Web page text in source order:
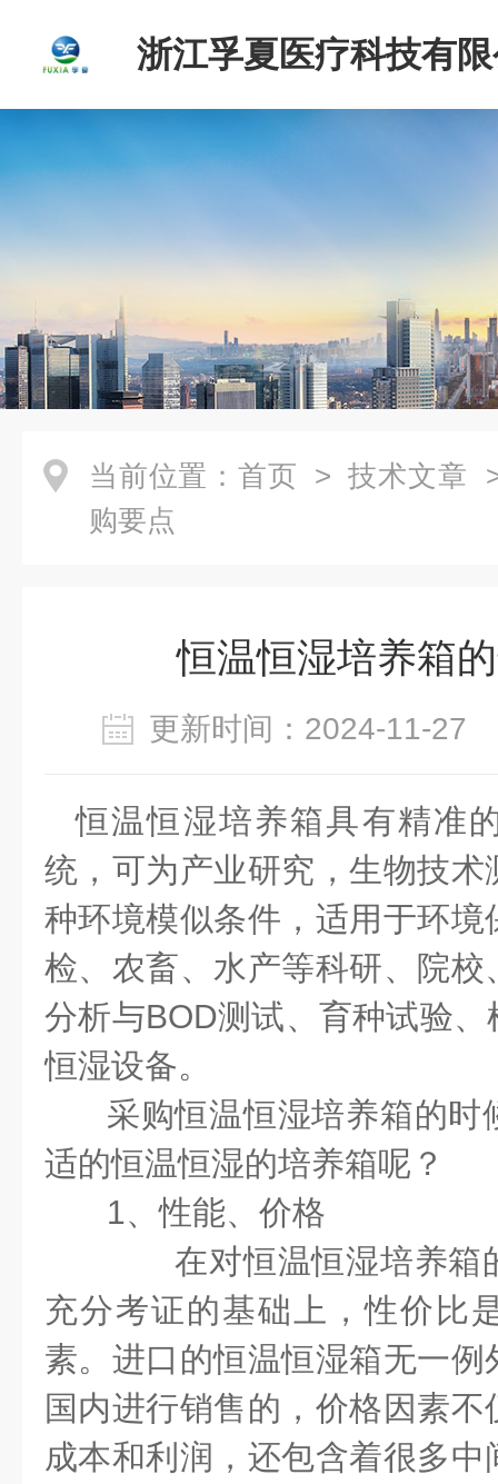
浙江孚夏医疗科技有
当前位置： 首页 > 技术文章
购要点
恒温恒湿培养箱
更新时间：2024-11-
恒温恒湿培养箱具有精准
统，可为产业研究，生物技
种环境模似条件，适用于环
检、农畜、水产等科研、院
分析与BOD测试、育种试验
恒湿设备。
采购恒温恒湿培养箱的时
适的恒温恒湿的培养箱呢？
1、性能、价格
在对恒温恒湿培养箱
充分考证的基础上，性价比
素。进口的恒温恒湿箱无一
国内进行销售的，价格因素
成本和利润，还包含着很多